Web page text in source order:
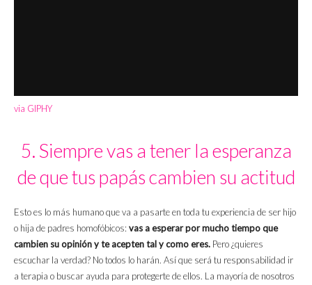
via GIPHY
5. Siempre vas a tener la esperanza
de que tus papás cambien su actitud
Esto es lo más humano que va a pasarte en toda tu experiencia de ser hijo
o hija de padres homofóbicos: vas a esperar por mucho tiempo que
cambien su opinión y te acepten tal y como eres. Pero ¿quieres
escuchar la verdad? No todos lo harán. Así que será tu responsabilidad ir
a terapia o buscar ayuda para protegerte de ellos. La mayoría de nosotros